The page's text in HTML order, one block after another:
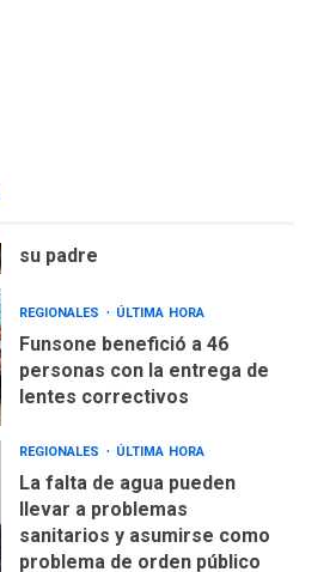
su padre
REGIONALES ÚLTIMA HORA
Funsone benefició a 46
personas con la entrega de
lentes correctivos
REGIONALES ÚLTIMA HORA
La falta de agua pueden
llevar a problemas
sanitarios y asumirse como
problema de orden público